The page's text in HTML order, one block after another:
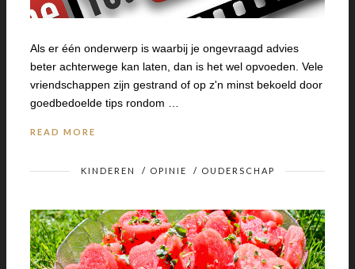
Als er één onderwerp is waarbij je ongevraagd advies
beter achterwege kan laten, dan is het wel opvoeden. Vele
vriendschappen zijn gestrand of op z'n minst bekoeld door
goedbedoelde tips rondom …
READ MORE
KINDEREN / OPINIE / OUDERSCHAP